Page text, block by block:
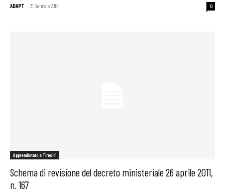
ADAPT - 31 Gennaio 2014 0
Apprendistato e Tirocini
Schema di revisione del decreto ministeriale 26 aprile 2011,
n. 167